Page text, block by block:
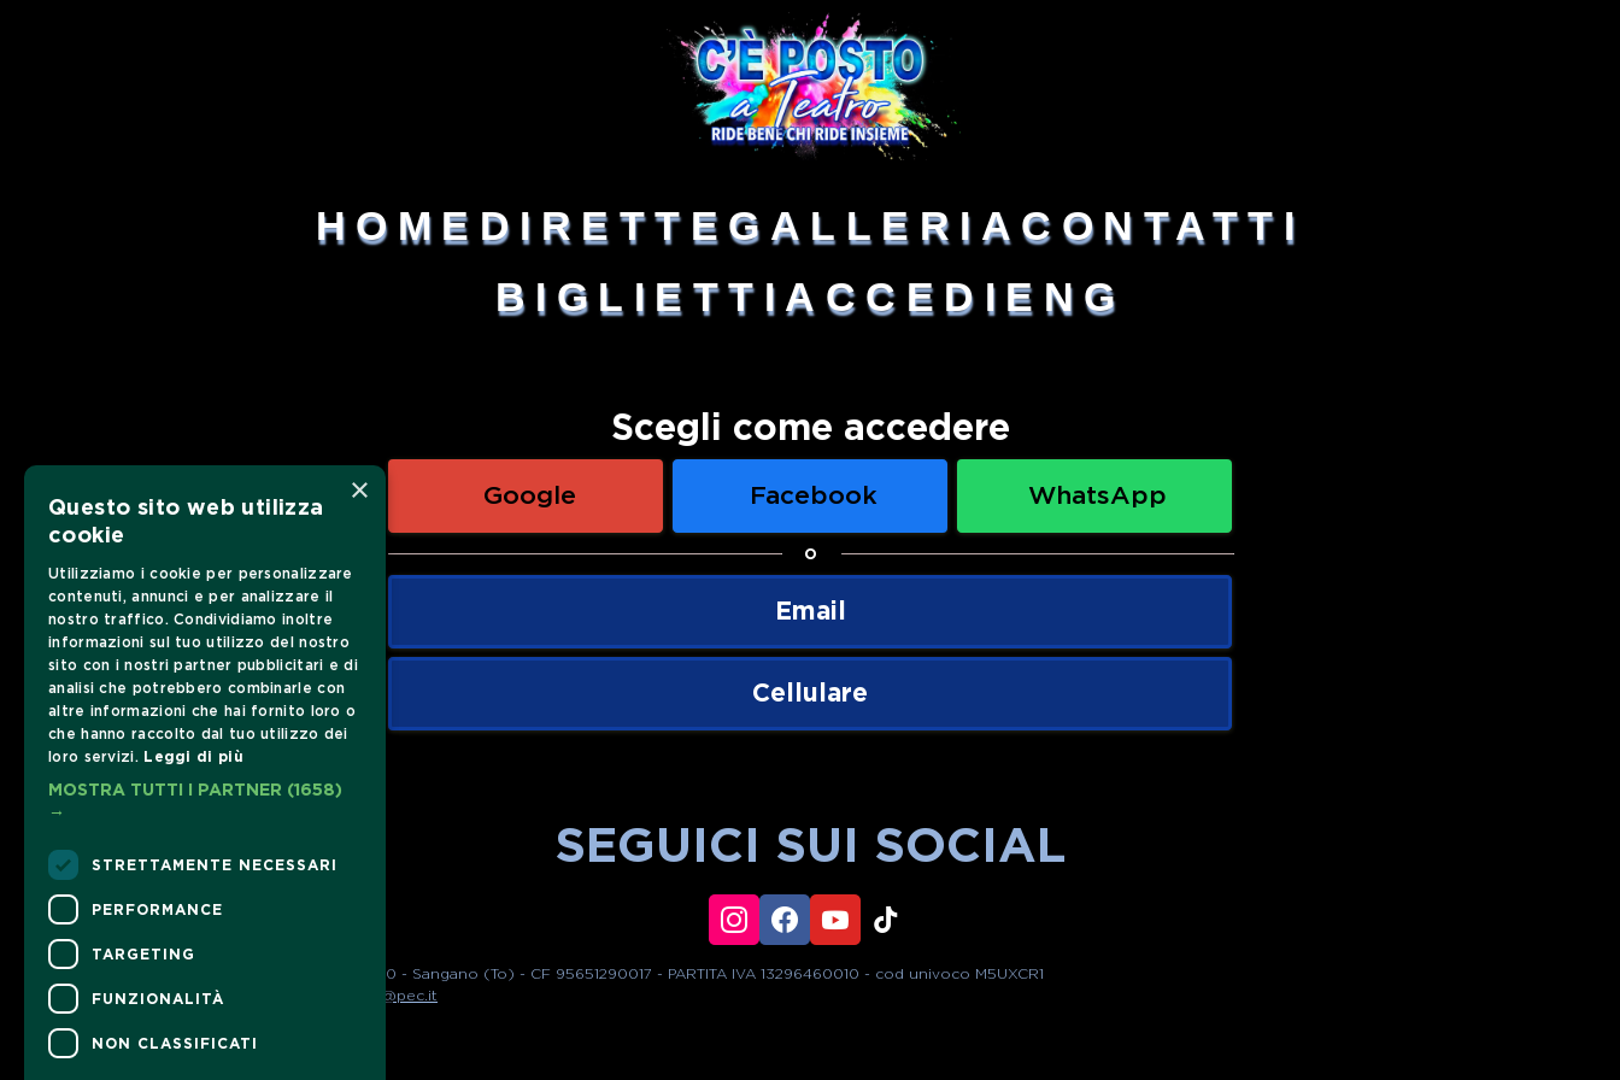
HOME DIRETTE GALLERIA CONTATTI
BIGLIETTI ACCEDI ENG
Scegli come accedere
Google Facebook WhatsApp
o
Email
Cellulare
SEGUICI SUI SOCIAL
Associazione Sparkly A.P.S. - Via Trana 22 10090 - Sangano (To) - CF 95651290017 - PARTITA IVA 13296460010 - cod univoco M5UXCR1
Email sparkly.aps@gmail.com sparkly.aps@pec.it
CONTATTI
×
Questo sito web utilizza
cookie
Utilizziamo i cookie per personalizzare
contenuti, annunci e per analizzare il
nostro traffico. Condividiamo inoltre
informazioni sul tuo utilizzo del nostro
sito con i nostri partner pubblicitari e di
analisi che potrebbero combinarle con
altre informazioni che hai fornito loro o
che hanno raccolto dal tuo utilizzo dei
loro servizi. Leggi di più
MOSTRA TUTTI I PARTNER (1658)
→
STRETTAMENTE NECESSARI
PERFORMANCE
TARGETING
FUNZIONALITÀ
NON CLASSIFICATI